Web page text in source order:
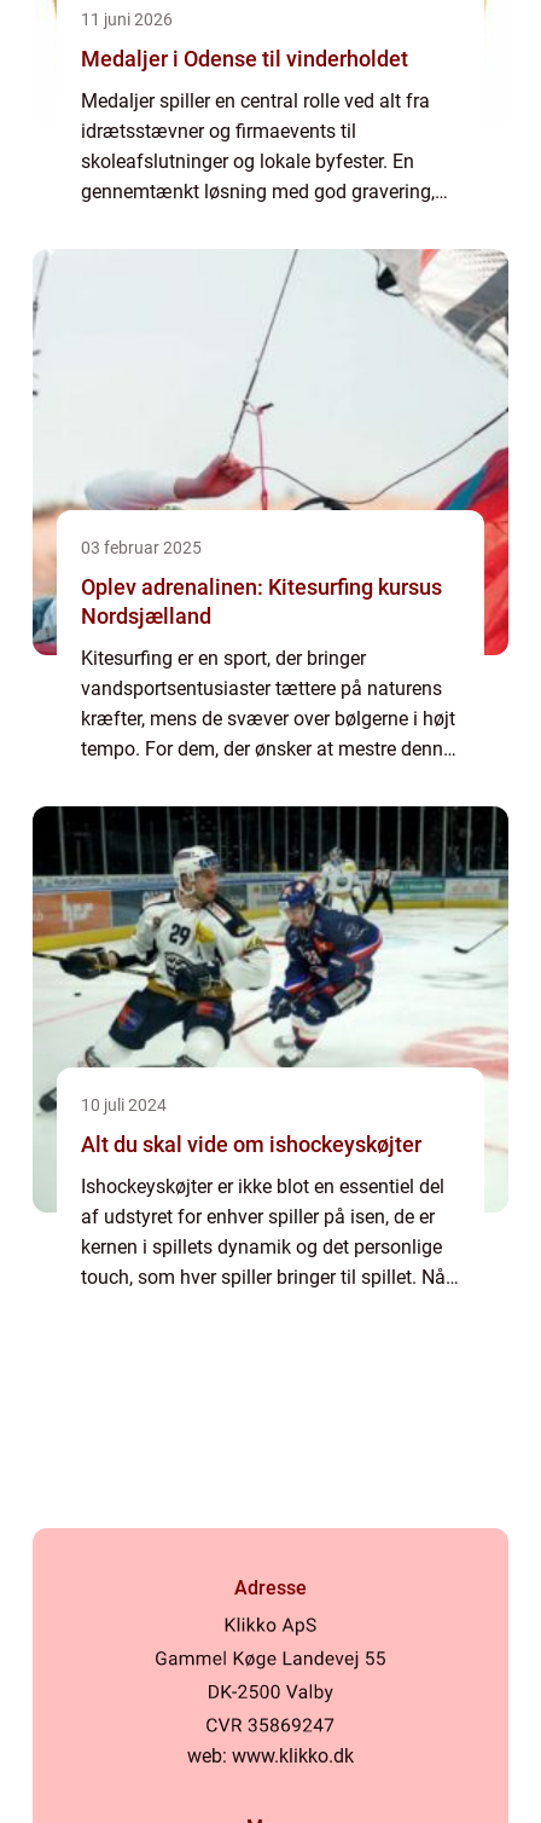
11 juni 2026
Medaljer i Odense til vinderholdet
Medaljer spiller en central rolle ved alt fra
idrætsstævner og firmaevents til
skoleafslutninger og lokale byfester. En
gennemtænkt løsning med god gravering,
03 februar 2025
Oplev adrenalinen: Kitesurfing kursus
Nordsjælland
Kitesurfing er en sport, der bringer
vandsportsentusiaster tættere på naturens
kræfter, mens de svæver over bølgerne i højt
tempo. For dem, der ønsker at mestre denne
10 juli 2024
Alt du skal vide om ishockeyskøjter
Ishockeyskøjter er ikke blot en essentiel del
af udstyret for enhver spiller på isen, de er
kernen i spillets dynamik og det personlige
touch, som hver spiller bringer til spillet. Når
Adresse
web: www.klikko.dk